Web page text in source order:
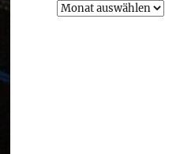
Archiv